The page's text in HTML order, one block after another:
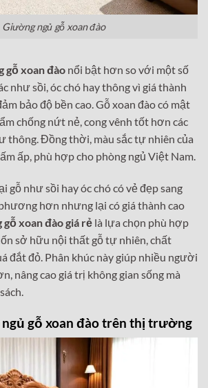
Giường ngủ gỗ xoan đào
gỗ xoan đào nổi bật hơn so với một số
như sồi, óc chó hay thông vì giá thành
bảo độ bền cao. Gỗ xoan đào có mật
chống nứt nẻ, cong vênh tốt hơn các
thông. Đồng thời, màu sắc tự nhiên của
ấp, phù hợp cho phòng ngủ Việt Nam.
gỗ như sồi hay óc chó có vẻ đẹp sang
hơn nhưng lại có giá thành cao
xoan đào giá rẻ là lựa chọn phù hợp
sở hữu nội thất gỗ tự nhiên, chất
đắt đỏ. Phân khúc này giúp nhiều người
nâng cao giá trị không gian sống mà
gỗ xoan đào trên thị trường